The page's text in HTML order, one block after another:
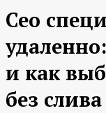
Сео
и как
без